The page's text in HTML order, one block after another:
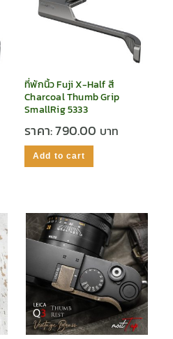
ที่พักนิ้ว Fuji X-Half สี
Charcoal Thumb Grip
SmallRig 5333
ราคา:790.00
Add to cart